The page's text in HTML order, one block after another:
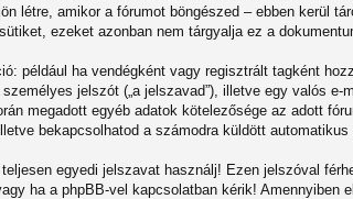
létre, amikor a fórumot böngészed – ebben kerül
ezeket azonban nem tárgyalja ez a
például ha vendégként vagy regisztrált tagként
jelszót („a jelszavad”), illetve egy valós
megadott egyéb adatok kötelezősége az adott
bekapcsolhatod a számodra küldött automatikus
egyedi jelszavat használj! Ezen jelszóval
ha a phpBB-vel kapcsolatban kérik!